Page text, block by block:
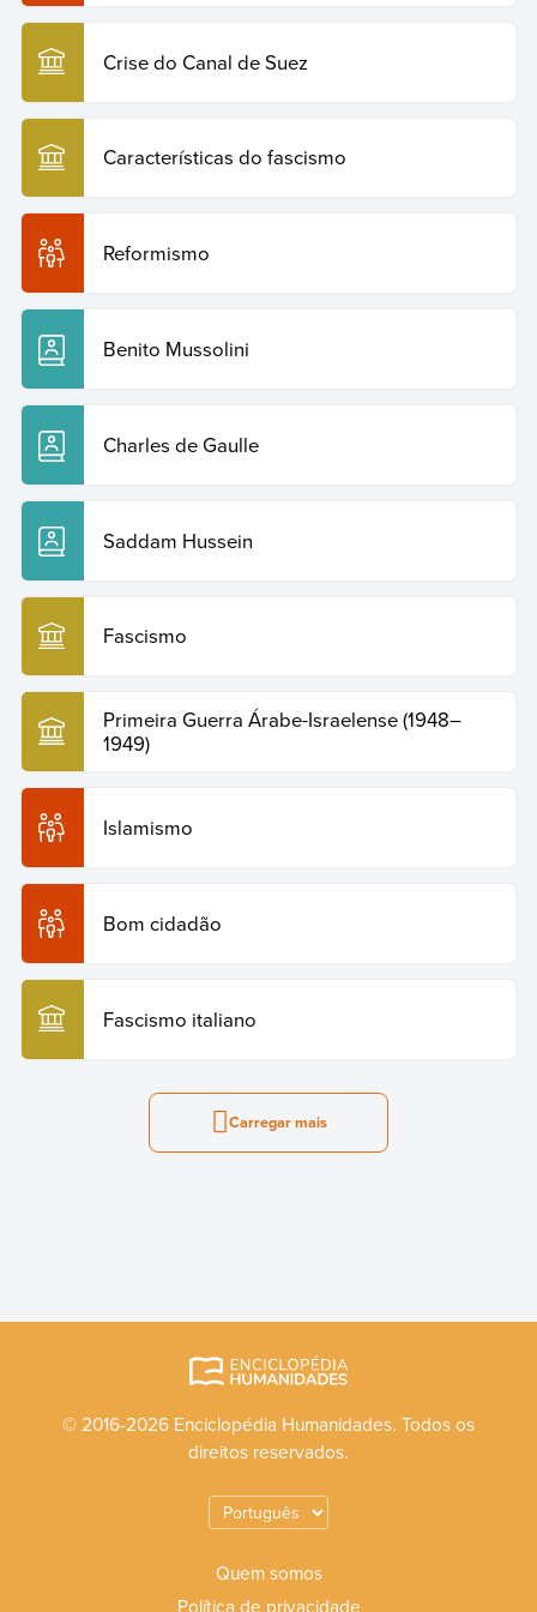
Crise do Canal de Suez
Características do fascismo
Reformismo
Benito Mussolini
Charles de Gaulle
Saddam Hussein
Fascismo
Primeira Guerra Árabe-Israelense (1948–
1949)
Islamismo
Bom cidadão
Fascismo italiano
Carregar mais
© 2016-2026 Enciclopédia Humanidades. Todos os
direitos reservados.
Quem somos
Política de privacidade